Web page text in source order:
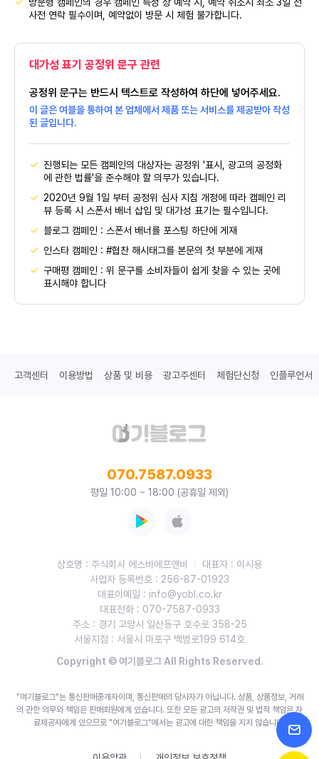
사전 연락 필수이며, 예약없이 방문 시 체험 불가합니다.
대가성 표기 공정위 문구 관련
공정위 문구는 반드시 텍스트로 작성하여 하단에 넣어주세요.
이 글은 여블을 통하여 본 업체에서 제품 또는 서비스를 제공받아 작성
된 글입니다.
진행되는 모든 캠페인의 대상자는 공정위 '표시, 광고의 공정화
에 관한 법률'을 준수해야 할 의무가 있습니다.
2020년 9월 1일 부터 공정위 심사 지침 개정에 따라 캠페인 리
뷰 등록 시 스폰서 배너 삽입 및 대가성 표기는 필수입니다.
블로그 캠페인 : 스폰서 배너를 포스팅 하단에 게재
인스타 캠페인 : #협찬 해시태그를 본문의 첫 부분에 게재
구매평 캠페인 : 위 문구를 소비자들이 쉽게 찾을 수 있는 곳에
표시해야 합니다
고객센터 이용방법 상품 및 비용 광고주센터 체험단신청 인플루언서
070.7587.0933
평일 10:00 ~ 18:00 (공휴일 제외)
상호명 : 주식회사 에스비에프앤비
대표자 : 이시용
사업자 등록번호 : 256-87-01923
대표이메일 : info@yobl.co.kr
대표전화 : 070-7587-0933
주소 : 경기 고양시 일산동구 호수로 358-25
서울지점 : 서울시 마포구 백범로199 614호
Copyright © 여기블로그 All Rights Reserved.
"여기블로그"는 통신판매중개자이며, 통신판매의 당사자가 아닙니다. 상품, 상품정보, 거래
의 관한 의무와 책임은 판매회원에게 있습니다. 또한 모든 광고의 저작권 및 법적 책임은 자
료제공자에게 있으므로 "여기블로그"에서는 광고에 대한 책임을 지지 않습니다.